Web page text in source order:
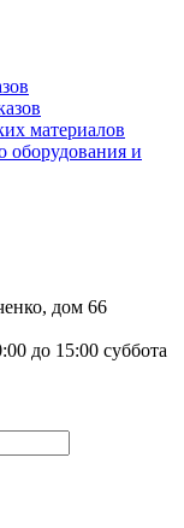
материалов
оборудования и
дом 66
до 15:00 суббота